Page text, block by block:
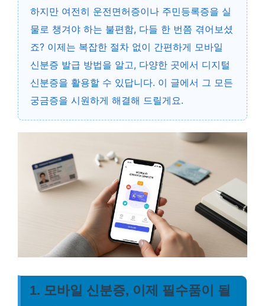
하지만 여전히 운전면허증이나 주민등록증을 실
물로 챙겨야 하는 불편함, 다들 한 번쯤 겪어보셨
죠? 이제는 복잡한 절차 없이 간편하게 모바일
신분증 발급 방법을 알고, 다양한 곳에서 디지털
신분증을 활용할 수 있답니다. 이 글에서 그 모든
궁금증을 시원하게 해결해 드릴게요.
1. 모바일 신분증, 이제 필수품이 될